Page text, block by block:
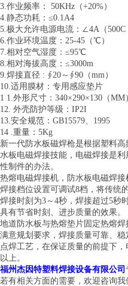
3.作业频率： 50KHz（+20%）
4.静态功耗：≤0.1A4
5.极大允许电源电流：∠4A（500C
6.作业环境温度：25-45（℃）
7.相对空气湿度：≤95℃
8.相对海拔高度：≤3000m
9.焊接直径 : ∮20～∮90（mm）
10.适用膜材：专用感应垫片
1 1.外形尺寸：340×290×130（MM
12. 外壳防护等级：IP2I
13.安全规范：GB15579、1995
14 .重量：5Kg
新一代防水板磁焊枪是根据塑料
水板电磁焊接技能，电磁焊接是
性制件的办法。
热熔电磁焊接机，防水板电磁焊接
焊接档位设置可调试8档，将传统
焊接时刻为3～4秒，焊接超过5秒
具有节省时刻、进步质量的效果。
地道防水板与热熔垫片固定热熔
满意规划要求，焊接质量可靠、
点焊工艺，在保证质量的前提下
以上。
福州杰因特塑料焊接设备有限公司
若有相关方面的需要，欢迎咨询我